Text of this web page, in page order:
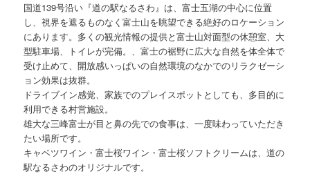
国道139号沿い『道の駅なるさわ』は、富士五湖の中心に位置
し、視界を遮るものなく富士山を眺望できる絶好のロケーション
にあります。多くの観光情報の提供と富士山対面型の休憩室、大
型駐車場、トイレが完備。、富士の裾野に広大な自然を体全体で
受け止めて、開放感いっぱいの自然環境のなかでのリラクゼーシ
ョン効果は抜群。
ドライブイン感覚、家族でのプレイスポットとしても、多目的に
利用できる村営施設。
雄大な三峰富士が目と鼻の先での食事は、一度味わっていただき
たい場所です。
キャベツワイン・富士桜ワイン・富士桜ソフトクリームは、道の
駅なるさわのオリジナルです。